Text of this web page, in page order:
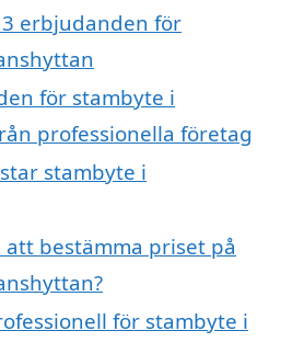
erbjudanden för
för stambyte i
professionella företag
stambyte i
bestämma priset på
för stambyte i